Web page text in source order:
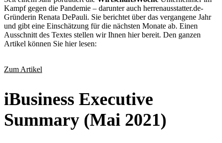
Kampf gegen die Pandemie – darunter auch herrenausstatter.de-
Gründerin Renata DePauli. Sie berichtet über das vergangene Jahr
und gibt eine Einschätzung für die nächsten Monate ab. Einen
Ausschnitt des Textes stellen wir Ihnen hier bereit. Den ganzen
Artikel können Sie hier lesen:
Zum Artikel
iBusiness Executive
Summary (Mai 2021)